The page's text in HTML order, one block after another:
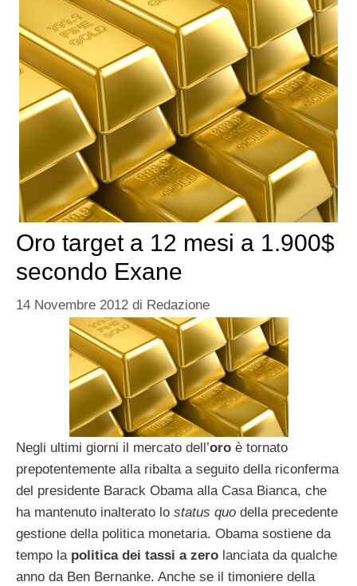
Oro target a 12 mesi a 1.900$
secondo Exane
14 Novembre 2012 di Redazione
Negli ultimi giorni il mercato dell’oro è tornato
prepotentemente alla ribalta a seguito della riconferma
del presidente Barack Obama alla Casa Bianca, che
ha mantenuto inalterato lo status quo della precedente
gestione della politica monetaria. Obama sostiene da
tempo la politica dei tassi a zero lanciata da qualche
anno da Ben Bernanke. Anche se il timoniere della